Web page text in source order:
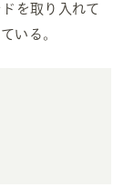
を取り入れて
いる。